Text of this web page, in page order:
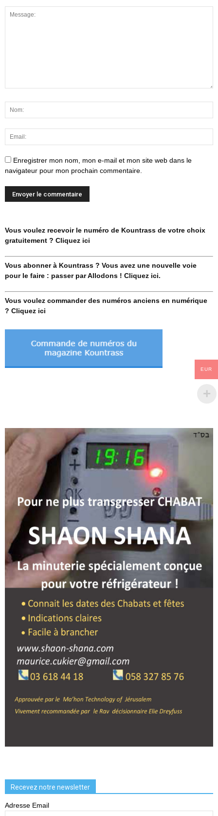
Enregistrer mon nom, mon e-mail et mon site web dans le
navigateur pour mon prochain commentaire.
Vous voulez recevoir le numéro de Kountrass de votre choix
gratuitement ? Cliquez ici
Vous abonner à Kountrass ? Vous avez une nouvelle voie
pour le faire : passer par Allodons ! Cliquez ici.
Vous voulez commander des numéros anciens en numérique
? Cliquez ici
Recevez notre newsletter
Adresse Email
EUR